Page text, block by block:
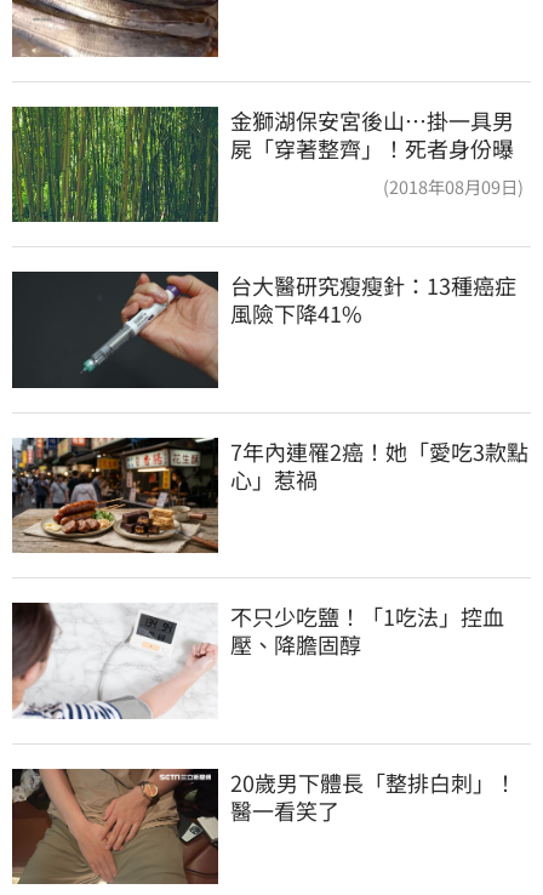
金獅湖保安宮後山…掛一具男
屍「穿著整齊」！死者身份曝
(2018年08月09日)
台大醫研究瘦瘦針：13種癌症
風險下降41%
7年內連罹2癌！她「愛吃3款點
心」惹禍
不只少吃鹽！「1吃法」控血
壓、降膽固醇
20歲男下體長「整排白刺」！
醫一看笑了